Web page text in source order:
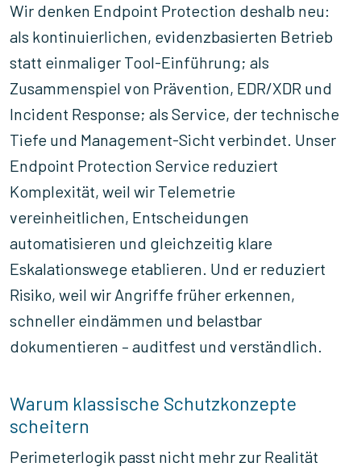
Wir denken Endpoint Protection deshalb neu:
als kontinuierlichen, evidenzbasierten Betrieb
statt einmaliger Tool-Einführung; als
Zusammenspiel von Prävention, EDR/XDR und
Incident Response; als Service, der technische
Tiefe und Management-Sicht verbindet. Unser
Endpoint Protection Service reduziert
Komplexität, weil wir Telemetrie
vereinheitlichen, Entscheidungen
automatisieren und gleichzeitig klare
Eskalationswege etablieren. Und er reduziert
Risiko, weil wir Angriffe früher erkennen,
schneller eindämmen und belastbar
dokumentieren – auditfest und verständlich.
Warum klassische Schutzkonzepte
scheitern
Perimeterlogik passt nicht mehr zur Realität